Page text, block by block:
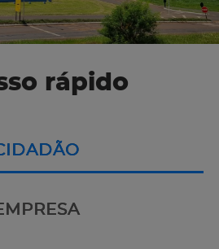
rápido